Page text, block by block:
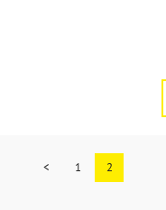
< 1 2